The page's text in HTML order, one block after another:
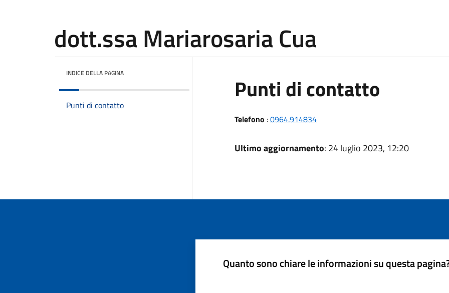
dott.ssa Mariarosaria Cua
INDICE DELLA PAGINA
Punti di contatto
Punti di contatto
Telefono :0964.914834
Ultimo aggiornamento: 24 luglio 2023, 12:20
Quanto sono chiare le informazioni su questa